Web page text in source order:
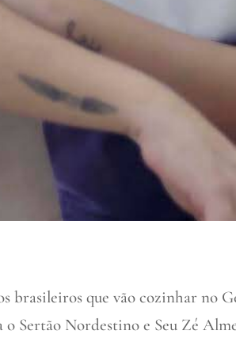
brasileiros que vão cozinhar no
o Sertão Nordestino e Seu Zé